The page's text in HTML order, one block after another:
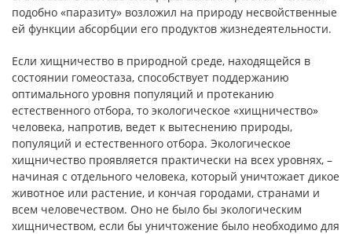
подобно «паразиту» возложил на природу несвойственные
ей функции абсорбции его продуктов жизнедеятельности.
Если хищничество в природной среде, находящейся в
состоянии гомеостаза, способствует поддержанию
оптимального уровня популяций и протеканию
естественного отбора, то экологическое «хищничество»
человека, напротив, ведет к вытеснению природы,
популяций и естественного отбора. Экологическое
хищничество проявляется практически на всех уровнях, –
начиная с отдельного человека, который уничтожает дикое
животное или растение, и кончая городами, странами и
всем человечеством. Оно не было бы экологическим
хищничеством, если бы уничтожение было необходимо для